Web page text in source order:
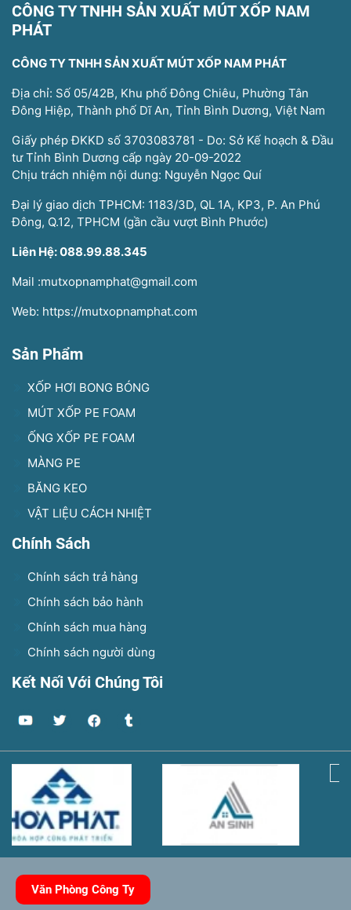
CÔNG TY TNHH SẢN XUẤT MÚT XỐP NAM
PHÁT
CÔNG TY TNHH SẢN XUẤT MÚT XỐP NAM PHÁT
Địa chỉ: Số 05/42B, Khu phố Đông Chiêu, Phường Tân
Đông Hiệp, Thành phố Dĩ An, Tỉnh Bình Dương, Việt Nam
Giấy phép ĐKKD số 3703083781 - Do: Sở Kế hoạch & Đầu
tư Tỉnh Bình Dương cấp ngày 20-09-2022
Chịu trách nhiệm nội dung: Nguyễn Ngọc Quí
Đại lý giao dịch TPHCM: 1183/3D, QL 1A, KP3, P. An Phú
Đông, Q.12, TPHCM (gần cầu vượt Bình Phước)
Liên Hệ: 088.99.88.345
Mail :mutxopnamphat@gmail.com
Web: https://mutxopnamphat.com
Sản Phẩm
XỐP HƠI BONG BÓNG
MÚT XỐP PE FOAM
ỐNG XỐP PE FOAM
MÀNG PE
BĂNG KEO
VẬT LIỆU CÁCH NHIỆT
Chính Sách
Chính sách trả hàng
Chính sách bảo hành
Chính sách mua hàng
Chính sách người dùng
Kết Nối Với Chúng Tôi
Văn Phòng Công Ty